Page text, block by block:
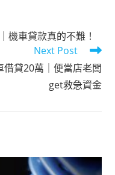
機車貸款真的不難！
Next Post
貸20萬｜便當店老闆
get救急資金